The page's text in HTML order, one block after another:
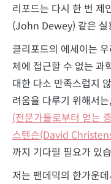
리포드는 다시 한 번
(John Dewey) 같은 실
클리포드의 에세이는
체에 접근할 수 없는 과
대한 다소 만족스럽지
려움을 다루기 위해서는,
(전문가들로부터 얻는
스텐슨(David
까지 기다릴 필요가 있
저는 팬데믹의 한가운